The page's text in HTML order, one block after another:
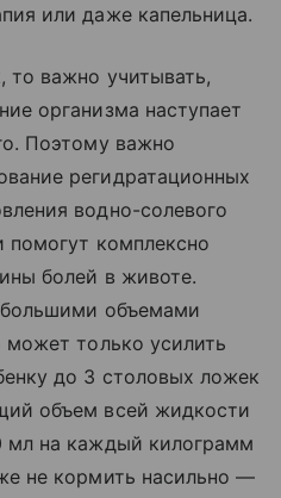
или даже капельница.
то важно учитывать,
организма наступает
Поэтому важно
регидратационных
водно-солевого
помогут комплексно
болей в животе.
большими объемами
может только усилить
до 3 столовых ложек
объем всей жидкости
мл на каждый килограмм
не кормить насильно —